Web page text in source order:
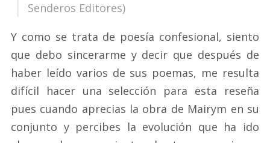
Senderos Editores)
Y como se trata de poesía confesional, siento
que debo sincerarme y decir que después de
haber leído varios de sus poemas, me resulta
difícil hacer una selección para esta reseña
pues cuando aprecias la obra de Mairym en su
conjunto y percibes la evolución que ha ido